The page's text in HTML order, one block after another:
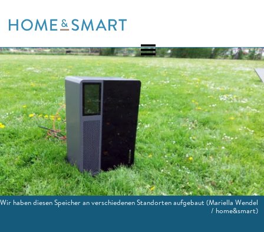
to
Wir haben diesen Speicher an verschiedenen Standorten aufgebaut (Mariella Wendel
/ home&smart)